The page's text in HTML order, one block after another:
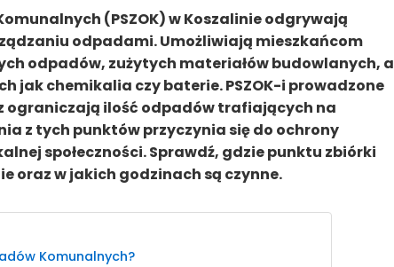
(PSZOK) w Koszalinie odgrywają
odpadami. Umożliwiają mieszkańcom
odpadów, zużytych materiałów budowlanych, a
jak chemikalia czy baterie. PSZOK-i prowadzone
ograniczają ilość odpadów trafiających na
z tych punktów przyczynia się do ochrony
społeczności. Sprawdź, gdzie punktu zbiórki
oraz w jakich godzinach są czynne.
Komunalnych?